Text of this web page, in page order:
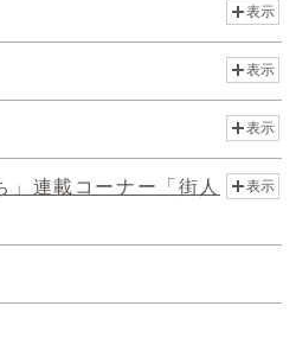
表示
表示
表示
」連載コーナー「街人
表示